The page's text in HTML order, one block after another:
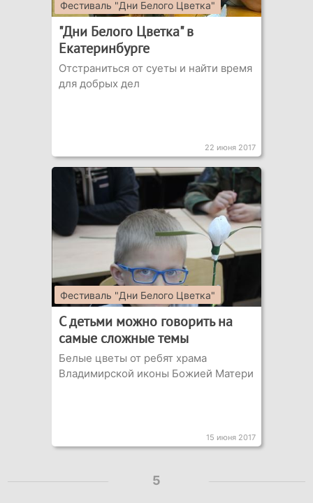
Фестиваль "Дни Белого Цветка"
"Дни Белого Цветка" в
Екатеринбурге
Отстраниться от суеты и найти время
для добрых дел
22 июня 2017
Фестиваль "Дни Белого Цветка"
С детьми можно говорить на
самые сложные темы
Белые цветы от ребят храма
Владимирской иконы Божией Матери
15 июня 2017
5